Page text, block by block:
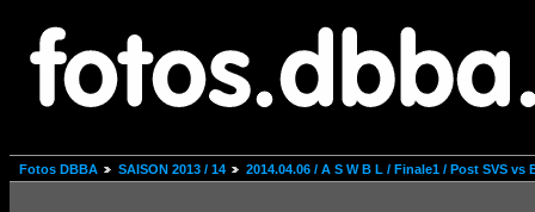
Fotos DBBA SAISON 2013 / 14 2014.04.06 / A S W B L / Finale1 / Post SVS vs